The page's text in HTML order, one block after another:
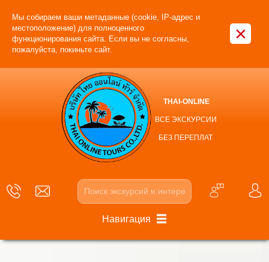
Мы собираем ваши метаданные (cookie, IP-адрес и
местоположение) для полноценного
функционирования сайта. Если вы не согласны,
пожалуйста, покиньте сайт.
×
THAI-ONLINE
ВСЕ ЭКСКУРСИИ
БЕЗ ПЕРЕПЛАТ
Навигация